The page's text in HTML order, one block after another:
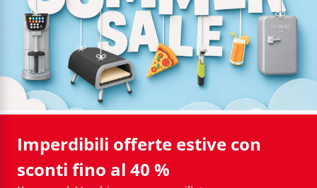
Imperdibili offerte estive con
sconti fino al 40 %